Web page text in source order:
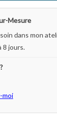
Mesure
dans mon
8 jours.
moi